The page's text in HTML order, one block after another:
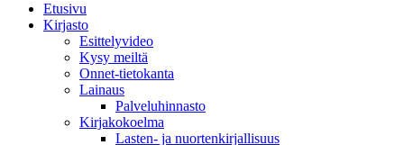
Etusivu
Kirjasto
Esittelyvideo
Kysy meiltä
Onnet-tietokanta
Lainaus
Palveluhinnasto
Kirjakokoelma
Lasten- ja nuortenkirjallisuus